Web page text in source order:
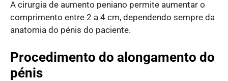
A cirurgia de aumento peniano permite aumentar o
comprimento entre 2 a 4 cm, dependendo sempre da
anatomia do pénis do paciente.
Procedimento do alongamento do
pénis